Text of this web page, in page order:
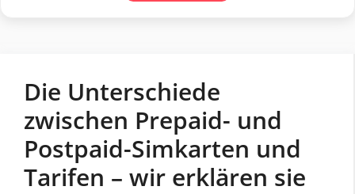
Die Unterschiede
zwischen Prepaid- und
Postpaid-Simkarten und
Tarifen – wir erklären sie